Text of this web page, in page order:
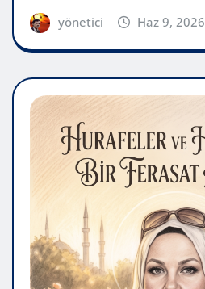
yönetici Haz 9, 2026